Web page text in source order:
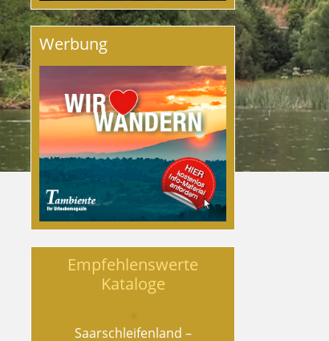
Werbung
Empfehlenswerte
Kataloge
Saarschleifenland –